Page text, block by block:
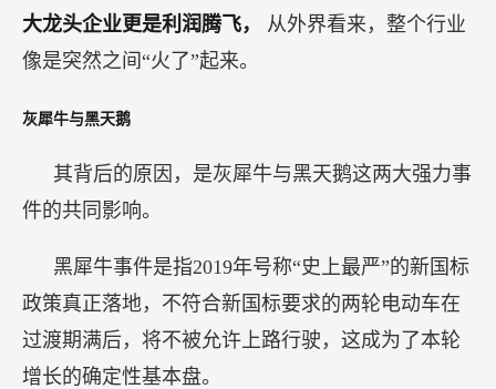
大龙头企业更是利润腾飞， 从外界看来，整个行业
像是突然之间“火了”起来。
灰犀牛与黑天鹅
其背后的原因，是灰犀牛与黑天鹅这两大强力事
件的共同影响。
黑犀牛事件是指2019年号称“史上最严”的新国标
政策真正落地，不符合新国标要求的两轮电动车在
过渡期满后，将不被允许上路行驶，这成为了本轮
增长的确定性基本盘。